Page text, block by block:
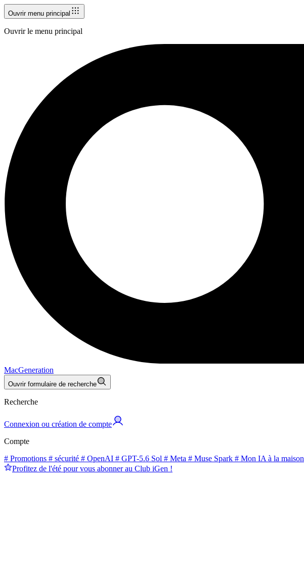
Ouvrir menu principal
Ouvrir le menu principal
MacGeneration
Ouvrir formulaire de recherche
Recherche
Connexion ou création de compte
Compte
# Promotions # sécurité # OpenAI # GPT-5.6 Sol # Meta # Muse Spark # Mon IA à la maison
Profitez de l'été pour vous abonner au Club iGen !